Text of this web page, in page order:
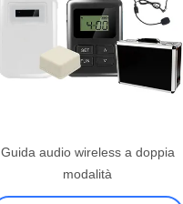
Guida audio wireless a doppia
modalità